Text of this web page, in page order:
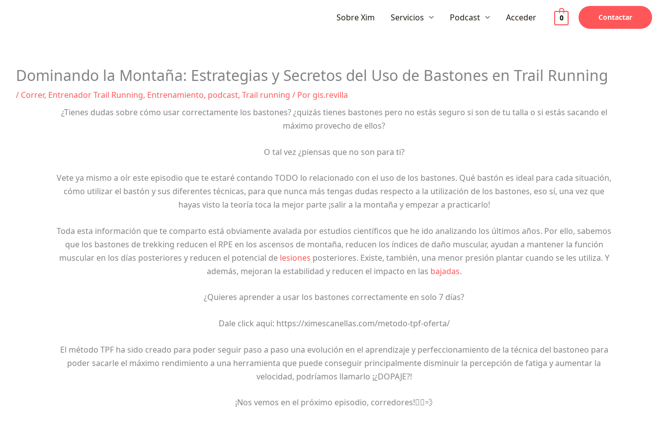
al
Sobre Xim Servicios Podcast Acceder 0 Contactar
Dominando la Montaña: Estrategias y Secretos del Uso de Bastones en Trail Running
/ Correr, Entrenador Trail Running, Entrenamiento, podcast, Trail running / Por gis.revilla
¿Tienes dudas sobre cómo usar correctamente los bastones? ¿quizás tienes bastones pero no estás seguro si son de tu talla o si estás sacando el
máximo provecho de ellos?
O tal vez ¿piensas que no son para ti?
Vete ya mismo a oír este episodio que te estaré contando TODO lo relacionado con el uso de los bastones. Qué bastón es ideal para cada situación,
cómo utilizar el bastón y sus diferentes técnicas, para que nunca más tengas dudas respecto a la utilización de los bastones, eso sí, una vez que
hayas visto la teoría toca la mejor parte ¡salir a la montaña y empezar a practicarlo!
Toda esta información que te comparto está obviamente avalada por estudios científicos que he ido analizando los últimos años. Por ello, sabemos
que los bastones de trekking reducen el RPE en los ascensos de montaña, reducen los índices de daño muscular, ayudan a mantener la función
muscular en los días posteriores y reducen el potencial de lesiones posteriores. Existe, también, una menor presión plantar cuando se les utiliza. Y
además, mejoran la estabilidad y reducen el impacto en las bajadas.
¿Quieres aprender a usar los bastones correctamente en solo 7 días?
Dale click aqui: https://ximescanellas.com/metodo-tpf-oferta/
El método TPF ha sido creado para poder seguir paso a paso una evolución en el aprendizaje y perfeccionamiento de la técnica del bastoneo para
poder sacarle el máximo rendimiento a una herramienta que puede conseguir principalmente disminuir la percepción de fatiga y aumentar la
velocidad, podríamos llamarlo ¡¿DOPAJE?!
¡Nos vemos en el próximo episodio, corredores!🏃‍♂️💨